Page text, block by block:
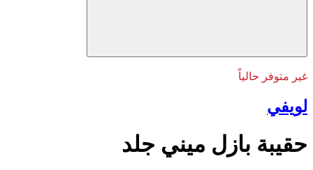
غير متوفر حالياً
لويفي
حقيبة بازل ميني جلد